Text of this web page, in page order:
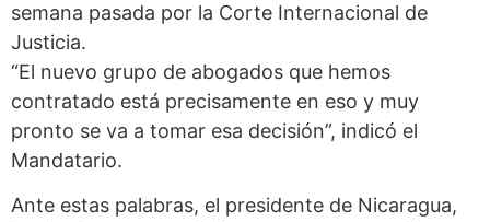
semana pasada por la Corte Internacional de
Justicia.
“El nuevo grupo de abogados que hemos
contratado está precisamente en eso y muy
pronto se va a tomar esa decisión”, indicó el
Mandatario.
Ante estas palabras, el presidente de Nicaragua,